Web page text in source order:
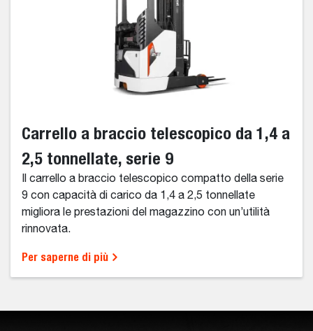
Carrello a braccio telescopico da 1,4 a
2,5 tonnellate, serie 9
Il carrello a braccio telescopico compatto della serie
9 con capacità di carico da 1,4 a 2,5 tonnellate
migliora le prestazioni del magazzino con un’utilità
rinnovata.
Per saperne di più